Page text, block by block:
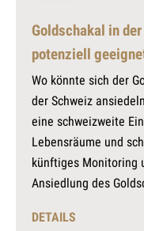
Goldschakal in
potenziell
Wo könnte sich der
der Schweiz
eine schweizweite
Lebensräume und
künftiges Monitoring
Ansiedlung des
DETAILS